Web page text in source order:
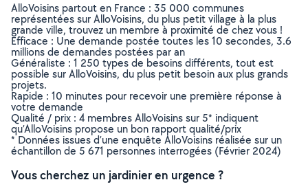
AlloVoisins partout en France : 35 000 communes
représentées sur AlloVoisins, du plus petit village à la plus
grande ville, trouvez un membre à proximité de chez vous !
Efficace : Une demande postée toutes les 10 secondes, 3.6
millions de demandes postées par an
Généraliste : 1 250 types de besoins différents, tout est
possible sur AlloVoisins, du plus petit besoin aux plus grands
projets.
Rapide : 10 minutes pour recevoir une première réponse à
votre demande
Qualité / prix : 4 membres AlloVoisins sur 5* indiquent
qu’AlloVoisins propose un bon rapport qualité/prix
* Données issues d’une enquête AlloVoisins réalisée sur un
échantillon de 5 671 personnes interrogées (Février 2024)
Vous cherchez un jardinier en urgence ?